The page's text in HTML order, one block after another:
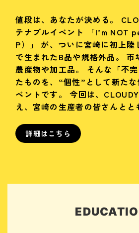
値段は、あなたが決める。
テナブルイベント 「I’m NOT
P）」 が、ついに宮崎に初上陸
で生まれたB品や規格外品。 市
農産物や加工品。 そんな「不
たものを、“個性”として新た
ベントです。 今回は、
え、宮崎の生産者の皆さんとと